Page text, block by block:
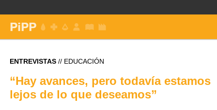
ENTREVISTAS // EDUCACIÓN
“Hay avances, pero todavía estamos
lejos de lo que deseamos”